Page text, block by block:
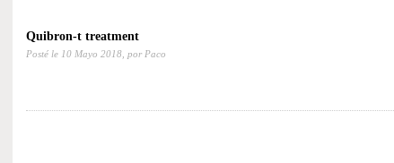
Quibron-t treatment
Posté le 10 Mayo 2018, por Paco